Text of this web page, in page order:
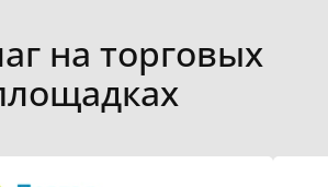
на торговых